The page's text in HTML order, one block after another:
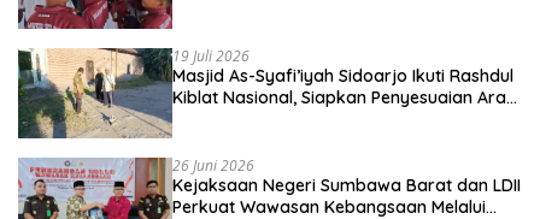
19 Juli 2026
Masjid As-Syafi’iyah Sidoarjo Ikuti Rashdul
Kiblat Nasional, Siapkan Penyesuaian Arah
26 Juni 2026
Kejaksaan Negeri Sumbawa Barat dan LDII
Perkuat Wawasan Kebangsaan Melalui